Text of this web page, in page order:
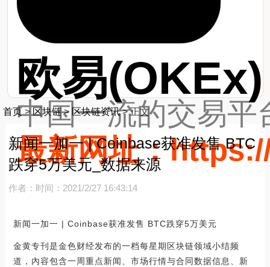
欧易(OKEx)
中国一流的交易平
最新网址：
首页>区块链> 区块链资讯>正文
新闻一加一 | Coinbase获准发售 BTC
跌穿5万美元_数据来源
作者： 时间：2021/2/27 16:43:14
新闻一加一 | Coinbase获准发售 BTC跌穿5万美元
金黄专刊是金色财经发布的一档每星期区块链领域小结频
道，內容包含一周重点新闻、市场行情与合同数据信息、新